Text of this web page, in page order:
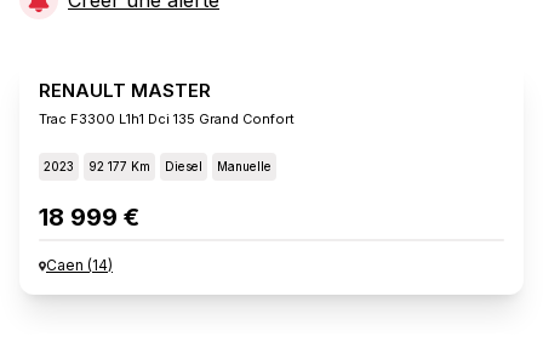
RENAULT MASTER
Trac F3300 L1h1 Dci 135 Grand Confort
2023 92 177 Km Diesel Manuelle
18 999 €
Caen (14)